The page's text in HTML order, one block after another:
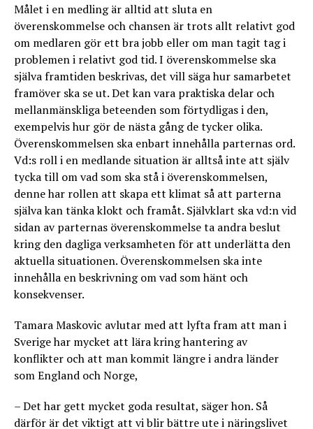
Målet i en medling är alltid att sluta en
överenskommelse och chansen är trots allt relativt god
om medlaren gör ett bra jobb eller om man tagit tag i
problemen i relativt god tid. I överenskommelse ska
själva framtiden beskrivas, det vill säga hur samarbetet
framöver ska se ut. Det kan vara praktiska delar och
mellanmänskliga beteenden som förtydligas i den,
exempelvis hur gör de nästa gång de tycker olika.
Överenskommelsen ska enbart innehålla parternas ord.
Vd:s roll i en medlande situation är alltså inte att själv
tycka till om vad som ska stå i överenskommelsen,
denne har rollen att skapa ett klimat så att parterna
själva kan tänka klokt och framåt. Självklart ska vd:n vid
sidan av parternas överenskommelse ta andra beslut
kring den dagliga verksamheten för att underlätta den
aktuella situationen. Överenskommelsen ska inte
innehålla en beskrivning om vad som hänt och
konsekvenser.
Tamara Maskovic avlutar med att lyfta fram att man i
Sverige har mycket att lära kring hantering av
konflikter och att man kommit längre i andra länder
som England och Norge,
– Det har gett mycket goda resultat, säger hon. Så
därför är det viktigt att vi blir bättre ute i näringslivet